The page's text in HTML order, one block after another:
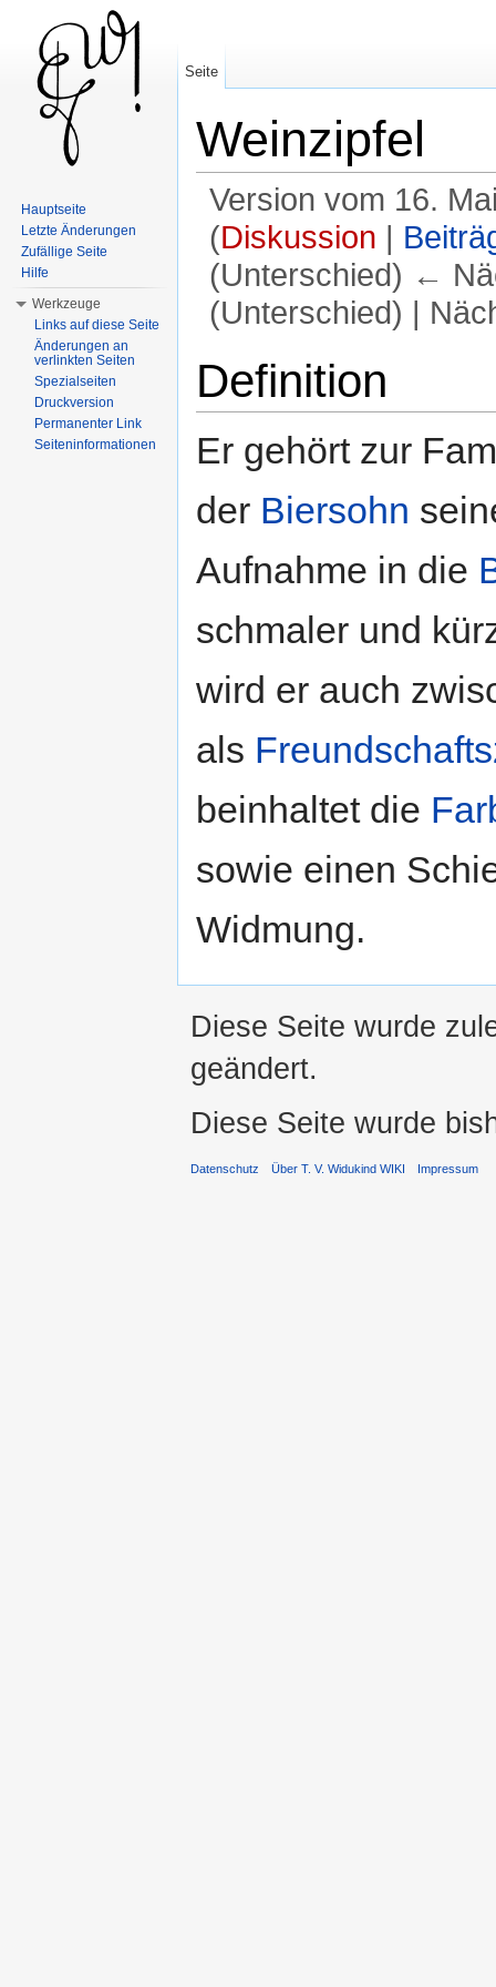
Weinzipfel
Version vom 16.
(Diskussion |
(Unterschied) ←
(Unterschied) |
Definition
Er gehört zur
der Biersohn
Aufnahme in die
schmaler und
wird er auch
als
beinhaltet die
sowie einen
Widmung.
Seite
Hauptseite
Letzte Änderungen
Zufällige Seite
Hilfe
Werkzeuge
Links auf diese Seite
Änderungen an
verlinkten Seiten
Spezialseiten
Druckversion
Permanenter Link
Seiteninformationen
Diese Seite wurde
geändert.
Diese Seite wurde
Datenschutz Über T. V. Widukind WIKI Impressum